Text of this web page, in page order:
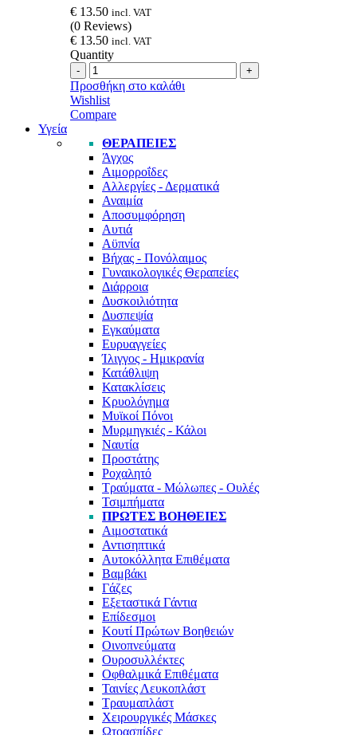
€ 13.50 incl. VAT
(0 Reviews)
€ 13.50 incl. VAT
Quantity
Quantity
Προσθήκη στο καλάθι
Wishlist
Compare
Υγεία
ΘΕΡΑΠΕΙΕΣ
Άγχος
Αιμορροΐδες
Αλλεργίες - Δερματικά
Αναιμία
Αποσυμφόρηση
Αυτιά
Αϋπνία
Βήχας - Πονόλαιμος
Γυναικολογικές Θεραπείες
Διάρροια
Δυσκοιλιότητα
Δυσπεψία
Εγκαύματα
Ευρυαγγείες
Ίλιγγος - Ημικρανία
Κατάθλιψη
Κατακλίσεις
Κρυολόγημα
Μυϊκοί Πόνοι
Μυρμηγκιές - Κάλοι
Ναυτία
Προστάτης
Ροχαλητό
Τραύματα - Μώλωπες - Ουλές
Τσιμπήματα
ΠΡΩΤΕΣ ΒΟΗΘΕΙΕΣ
Αιμοστατικά
Αντισηπτικά
Αυτοκόλλητα Επιθέματα
Βαμβάκι
Γάζες
Εξεταστικά Γάντια
Επίδεσμοι
Κουτί Πρώτων Βοηθειών
Οινοπνεύματα
Ουροσυλλέκτες
Οφθαλμικά Επιθέματα
Ταινίες Λευκοπλάστ
Τραυμαπλάστ
Χειρουργικές Μάσκες
Ωτοασπίδες